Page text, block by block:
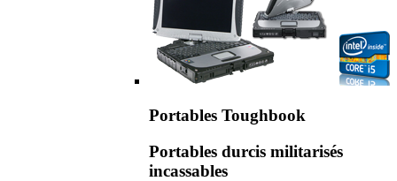
Portables Toughbook
Portables durcis militarisés
incassables